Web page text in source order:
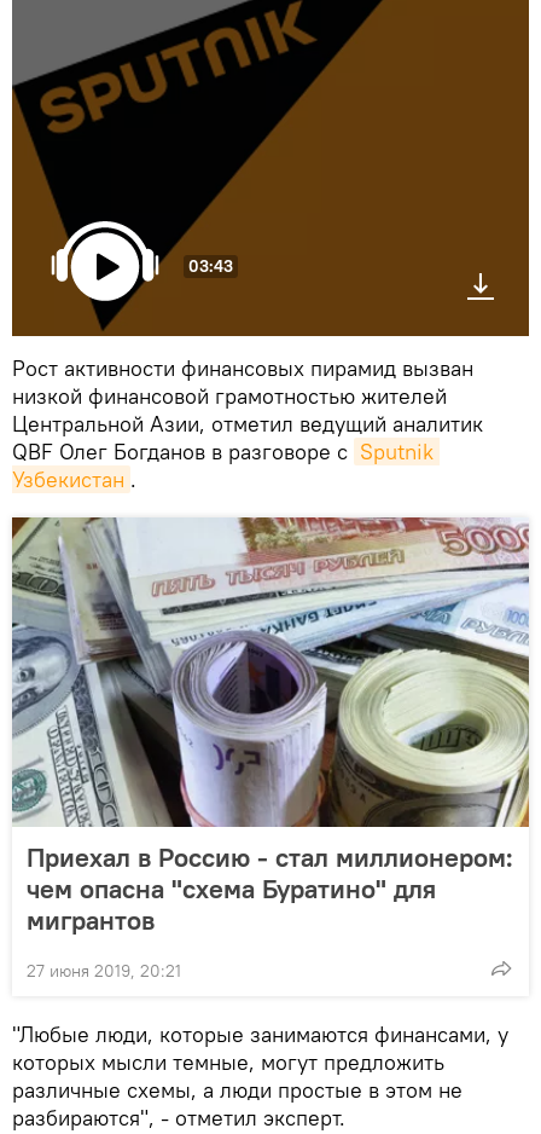
03:43
Рост активности финансовых пирамид вызван
низкой финансовой грамотностью жителей
Центральной Азии, отметил ведущий аналитик
QBF Олег Богданов в разговоре с Sputnik
Узбекистан .
Приехал в Россию - стал миллионером:
чем опасна "схема Буратино" для
мигрантов
27 июня 2019, 20:21
"Любые люди, которые занимаются финансами, у
которых мысли темные, могут предложить
различные схемы, а люди простые в этом не
разбираются", - отметил эксперт.